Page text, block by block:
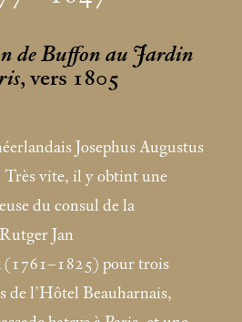
de Buffon au Jardin
, vers 1805
Josephus Augustus
Très vite, il y obtint une
du consul de la
Jan
(1761–1825) pour trois
de l’Hôtel Beauharnais,